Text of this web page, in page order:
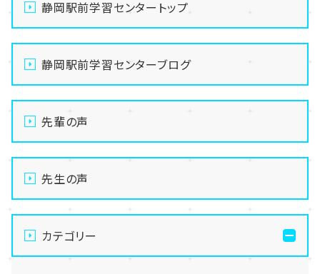
静岡駅前学習センタートップ
静岡駅前学習センターブログ
先輩の声
先生の声
カテゴリー